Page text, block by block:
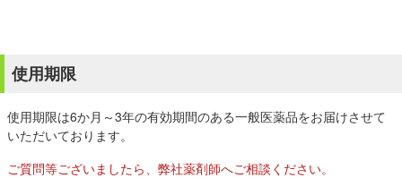
使用期限
使用期限は6か月～3年の有効期間のある一般医薬品をお届けさせて
いただいております。
ご質問等ございましたら、弊社薬剤師へご相談ください。